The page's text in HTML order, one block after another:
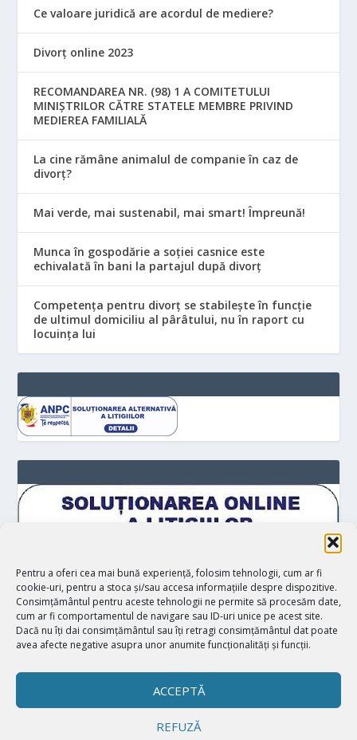
Pentru a oferi cea mai bună experiență, folosim tehnologii, cum ar fi
cookie-uri, pentru a stoca și/sau accesa informațiile despre dispozitive.
Consimțământul pentru aceste tehnologii ne permite să procesăm date,
cum ar fi comportamentul de navigare sau ID-uri unice pe acest site.
Dacă nu îți dai consimțământul sau îți retragi consimțământul dat poate
avea afecte negative asupra unor anumite funcționalități și funcții.
ACCEPTĂ
REFUZĂ
Ce valoare juridică are acordul de mediere?
Divorț online 2023
RECOMANDAREA NR. (98) 1 A COMITETULUI
MINIŞTRILOR CĂTRE STATELE MEMBRE PRIVIND
MEDIEREA FAMILIALĂ
La cine rămâne animalul de companie în caz de
divorț?
Mai verde, mai sustenabil, mai smart! Împreună!
Munca în gospodărie a soției casnice este
echivalată în bani la partajul după divorț
Competența pentru divorț se stabilește în funcție
de ultimul domiciliu al pârâtului, nu în raport cu
locuinţa lui